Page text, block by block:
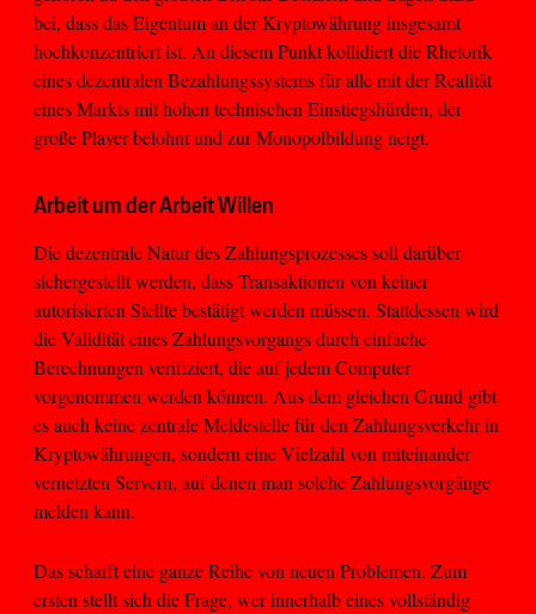
bei, dass das Eigentum an der Kryptowährung insgesamt
hochkonzentriert ist. An diesem Punkt kollidiert die Rhetorik
eines dezentralen Bezahlungssystems für alle mit der Realität
eines Markts mit hohen technischen Einstiegshürden, der
große Player belohnt und zur Monopolbildung neigt.
Arbeit um der Arbeit Willen
Die dezentrale Natur des Zahlungsprozesses soll darüber
sichergestellt werden, dass Transaktionen von keiner
autorisierten Stellte bestätigt werden müssen. Stattdessen wird
die Validität eines Zahlungsvorgangs durch einfache
Berechnungen verifiziert, die auf jedem Computer
vorgenommen werden können. Aus dem gleichen Grund gibt
es auch keine zentrale Meldestelle für den Zahlungsverkehr in
Kryptowährungen, sondern eine Vielzahl von miteinander
vernetzten Servern, auf denen man solche Zahlungsvorgänge
melden kann.
Das schafft eine ganze Reihe von neuen Problemen. Zum
ersten stellt sich die Frage, wer innerhalb eines vollständig